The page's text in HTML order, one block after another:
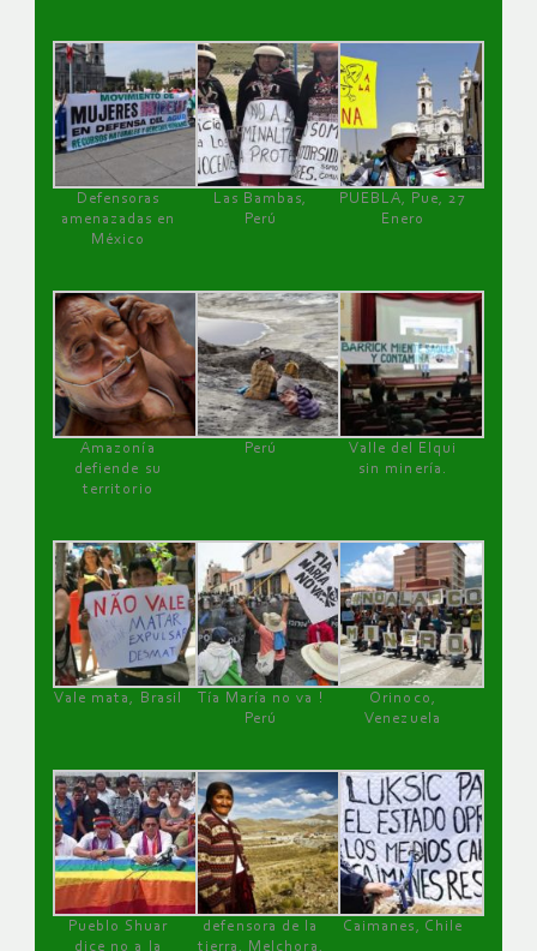
Defensoras
amenazadas en
México
Las Bambas,
Perú
PUEBLA, Pue, 27
Enero
Amazonía
defiende su
territorio
Perú
Valle del Elqui
sin minería.
Vale mata, Brasil
Tía María no va !
Perú
Orinoco,
Venezuela
Pueblo Shuar
dice no a la
defensora de la
tierra, Melchora,
Caimanes, Chile